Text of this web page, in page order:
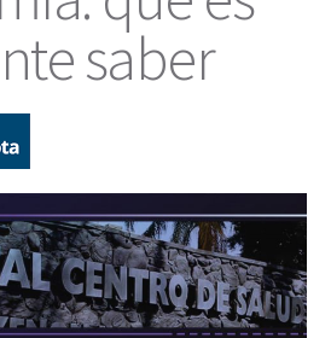
saber